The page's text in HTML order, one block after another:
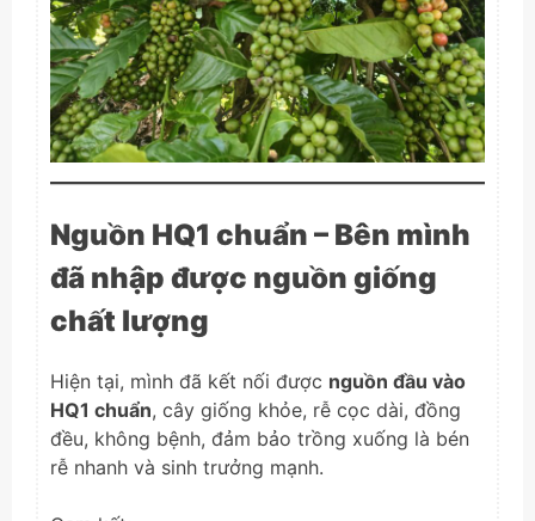
Nguồn HQ1 chuẩn – Bên mình
đã nhập được nguồn giống
chất lượng
Hiện tại, mình đã kết nối được nguồn đầu vào
HQ1 chuẩn, cây giống khỏe, rễ cọc dài, đồng
đều, không bệnh, đảm bảo trồng xuống là bén
rễ nhanh và sinh trưởng mạnh.